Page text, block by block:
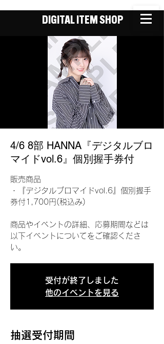
DIGITAL ITEM SHOP
4/6 8部 HANNA『デジタルブロ
マイドvol.6』個別握手券付
販売商品
・『デジタルブロマイドvol.6』個別握手
券付1,700円(税込み)
商品やイベントの詳細、応募期間などは
以下イベントについてをご確認くださ
い。
受付が終了しました
他のイベントを見る
抽選受付期間